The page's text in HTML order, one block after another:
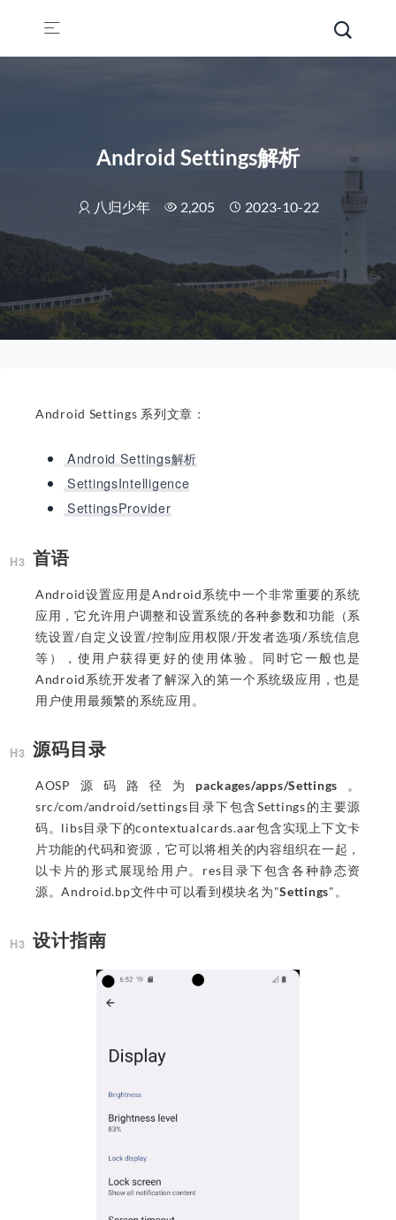
Android Settings解析
八归少年 2,205 2023-10-22
Android Settings 系列文章：
Android Settings解析
SettingsIntelligence
SettingsProvider
首语
Android设置应用是Android系统中一个非常重要的系统
应用，它允许用户调整和设置系统的各种参数和功能（系
统设置/自定义设置/控制应用权限/开发者选项/系统信息
等），使用户获得更好的使用体验。同时它一般也是
Android系统开发者了解深入的第一个系统级应用，也是
用户使用最频繁的系统应用。
源码目录
AOSP源码路径为 packages/apps/Settings 。
src/com/android/settings目录下包含Settings的主要源
码。libs目录下的contextualcards.aar包含实现上下文卡
片功能的代码和资源，它可以将相关的内容组织在一起，
以卡片的形式展现给用户。res目录下包含各种静态资
源。Android.bp文件中可以看到模块名为"Settings"。
设计指南